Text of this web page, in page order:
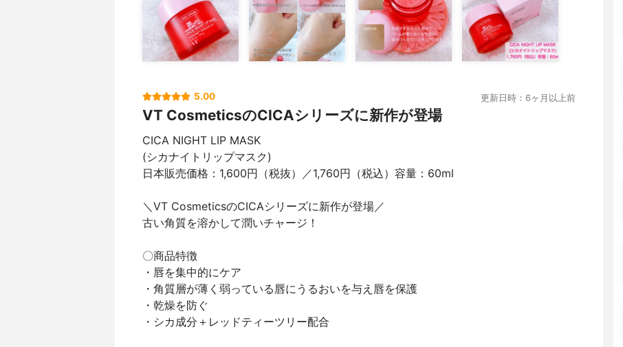
5.00 更新日時：6ヶ月以上前
VT CosmeticsのCICAシリーズに新作が登場
CICA NIGHT LIP MASK
(シカナイトリップマスク)
日本販売価格：1,600円（税抜）／1,760円（税込）容量：60ml
＼VT CosmeticsのCICAシリーズに新作が登場／
古い角質を溶かして潤いチャージ！
〇商品特徴
・唇を集中的にケア
・角質層が薄く弱っている唇にうるおいを与え唇を保護
・乾燥を防ぐ
・シカ成分＋レッドティーツリー配合